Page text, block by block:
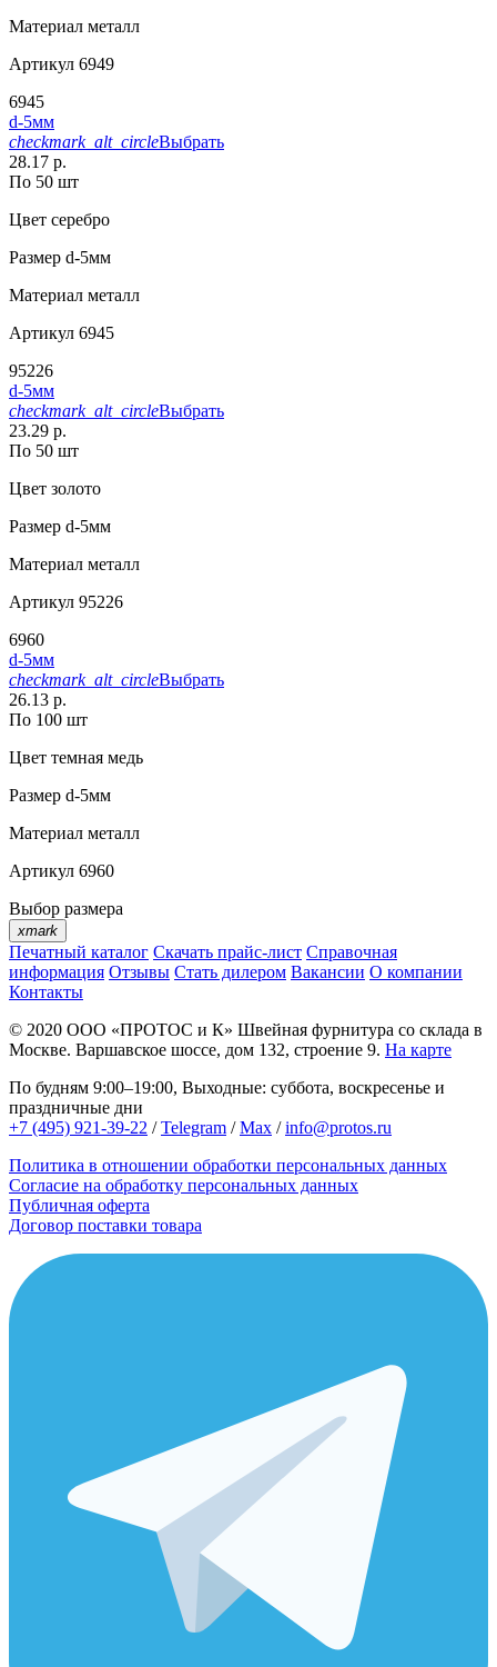
Материал металл
Артикул 6949
6945
d-5мм
checkmark_alt_circleВыбрать
28.17 р.
По 50 шт
Цвет серебро
Размер d-5мм
Материал металл
Артикул 6945
95226
d-5мм
checkmark_alt_circleВыбрать
23.29 р.
По 50 шт
Цвет золото
Размер d-5мм
Материал металл
Артикул 95226
6960
d-5мм
checkmark_alt_circleВыбрать
26.13 р.
По 100 шт
Цвет темная медь
Размер d-5мм
Материал металл
Артикул 6960
Выбор размера
xmark
Печатный каталог Скачать прайс-лист Справочная
информация Отзывы Стать дилером Вакансии О компании
Контакты
© 2020 ООО «ПРОТОС и К» Швейная фурнитура со склада в
Москве. Варшавское шоссе, дом 132, строение 9. На карте
По будням 9:00–19:00, Выходные: суббота, воскресенье и
праздничные дни
+7 (495) 921-39-22 /Telegram /Max /info@protos.ru
Политика в отношении обработки персональных данных
Согласие на обработку персональных данных
Публичная оферта
Договор поставки товара